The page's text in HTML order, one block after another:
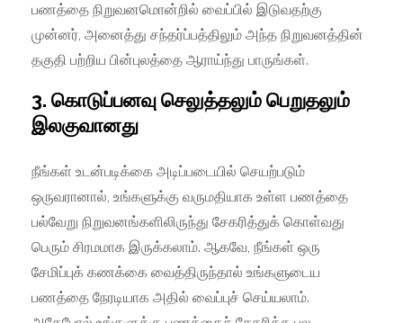
பணத்தை நிறுவனமொன்றில் வைப்பில் இடுவதற்கு
முன்னர், அனைத்து சந்தர்ப்பத்திலும் அந்த நிறுவனத்தின்
தகுதி பற்றிய பின்புலத்தை ஆராய்ந்து பாருங்கள்.
3. கொடுப்பனவு செலுத்தலும் பெறுதலும்
இலகுவானது
நீங்கள் உடன்படிக்கை அடிப்படையில் செயற்படும்
ஒருவரானால், உங்களுக்கு வருமதியாக உள்ள பணத்தை
பல்வேறு நிறுவனங்களிலிருந்து சேகரித்துக் கொள்வது
பெரும் சிரமமாக இருக்கலாம். ஆகவே, நீங்கள் ஒரு
சேமிப்புக் கணக்கை வைத்திருந்தால் உங்களுடைய
பணத்தை நேரடியாக அதில் வைப்புச் செய்யலாம்.